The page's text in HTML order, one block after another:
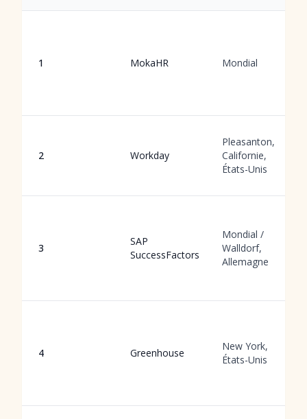
1 MokaHR Mondial
2 Workday
Pleasanton,
Californie,
États-Unis
3
SAP
SuccessFactors
Mondial /
Walldorf,
Allemagne
4 Greenhouse
New York,
États-Unis